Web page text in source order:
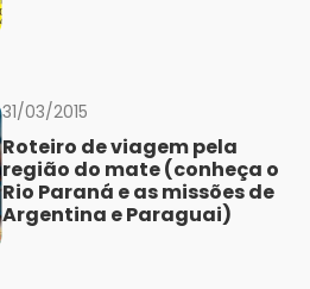
31/03/2015
Roteiro de viagem pela
região do mate (conheça o
Rio Paraná e as missões de
Argentina e Paraguai)